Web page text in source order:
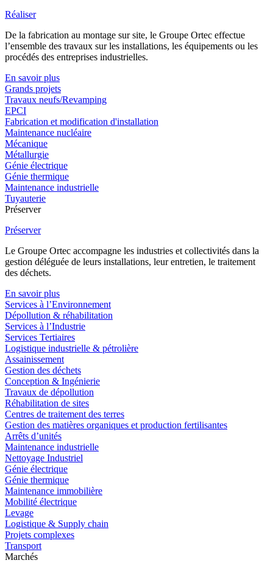
Réaliser
De la fabrication au montage sur site, le Groupe Ortec effectue
l’ensemble des travaux sur les installations, les équipements ou les
procédés des entreprises industrielles.
En savoir plus
Grands projets
Travaux neufs/Revamping
EPCI
Fabrication et modification d'installation
Maintenance nucléaire
Mécanique
Métallurgie
Génie électrique
Génie thermique
Maintenance industrielle
Tuyauterie
Préserver
Préserver
Le Groupe Ortec accompagne les industries et collectivités dans la
gestion déléguée de leurs installations, leur entretien, le traitement
des déchets.
En savoir plus
Services à l’Environnement
Dépollution & réhabilitation
Services à l’Industrie
Services Tertiaires
Logistique industrielle & pétrolière
Assainissement
Gestion des déchets
Conception & Ingénierie
Travaux de dépollution
Réhabilitation de sites
Centres de traitement des terres
Gestion des matières organiques et production fertilisantes
Arrêts d’unités
Maintenance industrielle
Nettoyage Industriel
Génie électrique
Génie thermique
Maintenance immobilière
Mobilité électrique
Levage
Logistique & Supply chain
Projets complexes
Transport
Marchés